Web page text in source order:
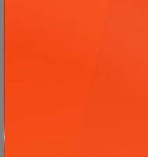
I am confident
She is
They are
FAQ – Một